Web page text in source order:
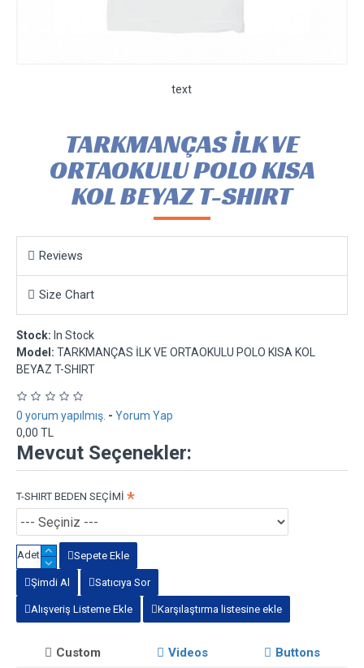
text
TARKMANÇAS İLK VE
ORTAOKULU POLO KISA
KOL BEYAZ T-SHIRT
Reviews
Size Chart
Stock: In Stock
Model: TARKMANÇAS İLK VE ORTAOKULU POLO KISA KOL
BEYAZ T-SHIRT
0 yorum yapılmış. - Yorum Yap
0,00 TL
Mevcut Seçenekler:
T-SHIRT BEDEN SEÇİMİ
Adet Sepete Ekle
Şimdi Al Satıcıya Sor
Alışveriş Listeme Ekle Karşılaştırma listesine ekle
Custom Videos Buttons